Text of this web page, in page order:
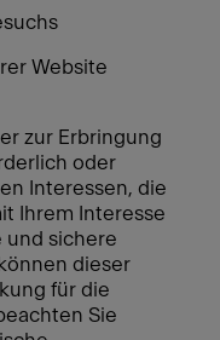
Website
zur Erbringung
oder
Interessen, die
Ihrem Interesse
und sichere
dieser
für die
Sie